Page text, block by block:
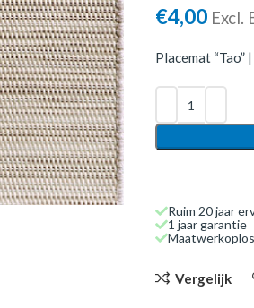
€4,00 Excl.
Placemat
Ruim 20 jaar
1 jaar garantie
Vergelijk